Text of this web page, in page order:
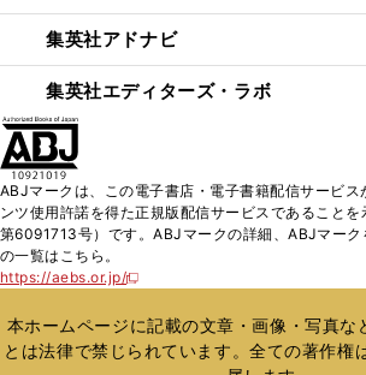
集英社アドナビ
集英社エディターズ・ラボ
ABJマークは、この電子書店・電子書籍配信サービス
ンツ使用許諾を得た正規版配信サービスであること
第6091713号）です。ABJマークの詳細、ABJマーク
の一覧はこちら。
https://aebs.or.jp/
新
い
ウ
ィ
本ホームページに記載の文章・画像・写真な
とは法律で禁じられています。全ての著作権